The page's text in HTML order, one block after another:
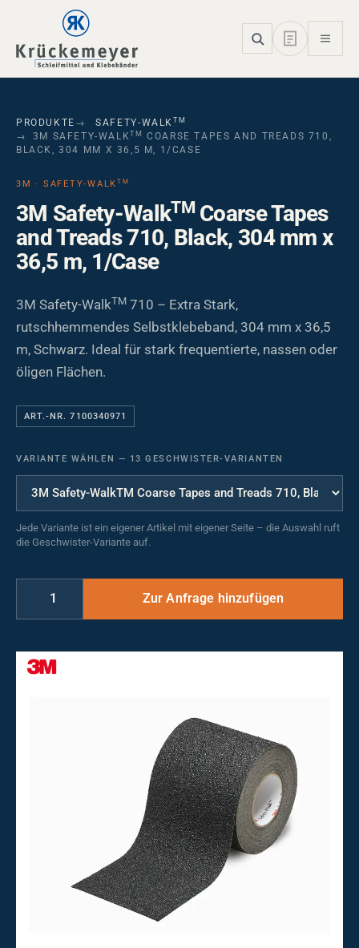
Skip to main navigation
Skip to main content
Skip to page footer
PRODUKTE SAFETY-WALK TM
3M SAFETY-WALKTM
COARSE TAPES AND TREADS 710,
BLACK, 304 MM X 36,5 M, 1/CASE
3M · SAFETY-WALK TM
3M Safety-WalkTMCoarse Tapes
and Treads 710, Black, 304 mm x
36,5 m, 1/Case
3M Safety-WalkTM 710 – Extra Stark,
rutschhemmendes Selbstklebeband, 304 mm x 36,5
m, Schwarz. Ideal für stark frequentierte, nassen oder
öligen Flächen.
ART.-NR. 7100340971
VARIANTE WÄHLEN — 13 GESCHWISTER-VARIANTEN
Jede Variante ist ein eigener Artikel mit eigener Seite – die Auswahl ruft
die Geschwister-Variante auf.